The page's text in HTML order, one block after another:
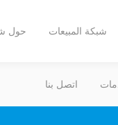
حول شبكة المبيعات
اتصل بنا